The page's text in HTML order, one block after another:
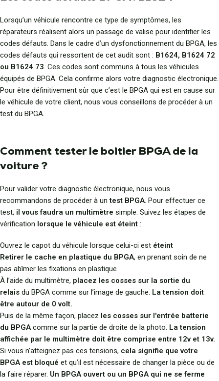
Lorsqu’un véhicule rencontre ce type de symptômes, les
réparateurs réalisent alors un passage de valise pour identifier les
codes défauts. Dans le cadre d’un dysfonctionnement du BPGA, les
codes défauts qui ressortent de cet audit sont : B1624, B1624 72
ou B1624 73. Ces codes sont communs à tous les véhicules
équipés de BPGA. Cela confirme alors votre diagnostic électronique.
Pour être définitivement sûr que c’est le BPGA qui est en cause sur
le véhicule de votre client, nous vous conseillons de procéder à un
test du BPGA.
Comment tester le boitier BPGA de la
voiture ?
Pour valider votre diagnostic électronique, nous vous
recommandons de procéder à un test BPGA. Pour effectuer ce
test, il vous faudra un multimètre simple. Suivez les étapes de
vérification lorsque le véhicule est éteint :
Ouvrez le capot du véhicule lorsque celui-ci est éteint
Retirer le cache en plastique du BPGA, en prenant soin de ne
pas abîmer les fixations en plastique
À l’aide du multimètre, placez les cosses sur la sortie du
relais du BPGA comme sur l’image de gauche. La tension doit
être autour de 0 volt.
Puis de la même façon, placez les cosses sur l'entrée batterie
du BPGAcomme sur la partie de droite de la photo. La tension
affichée par le multimètre doit être comprise entre 12v et 13v.
Si vous n’atteignez pas ces tensions, cela signifie que votre
BPGA est bloqué et qu’il est nécessaire de changer la pièce ou de
la faire réparer. Un BPGA ouvert ou un BPGA qui ne se ferme